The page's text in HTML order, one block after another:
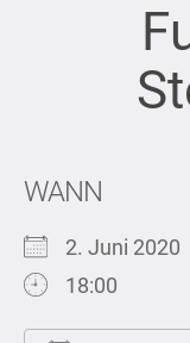
WANN
2. Juni 2020
18:00